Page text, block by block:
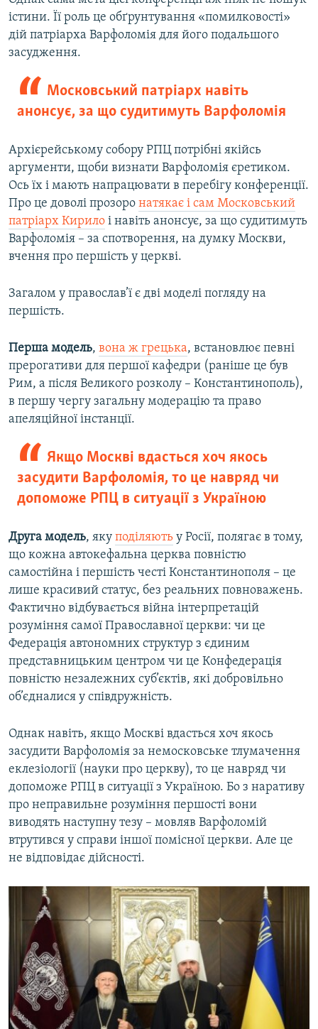
істини. Її роль це обґрунтування «помилковості»
дій патріарха Варфоломія для його подальшого
засудження.
Московський патріарх навіть
анонсує, за що судитимуть Варфоломія
Архієрейському собору РПЦ потрібні якійсь
аргументи, щоби визнати Варфоломія єретиком.
Ось їх і мають напрацювати в перебігу конференції.
Про це доволі прозоро натякає і сам Московський
патріарх Кирило і навіть анонсує, за що судитимуть
Варфоломія – за спотворення, на думку Москви,
вчення про першість у церкві.
Загалом у православ’ї є дві моделі погляду на
першість.
Перша модель, вона ж грецька, встановлює певні
прерогативи для першої кафедри (раніше це був
Рим, а після Великого розколу – Константинополь),
в першу чергу загальну модерацію та право
апеляційної інстанції.
Якщо Москві вдасться хоч якось
засудити Варфоломія, то це навряд чи
допоможе РПЦ в ситуації з Україною
Друга модель, яку поділяють у Росії, полягає в тому,
що кожна автокефальна церква повністю
самостійна і першість честі Константинополя – це
лише красивий статус, без реальних повноважень.
Фактично відбувається війна інтерпретацій
розуміння самої Православної церкви: чи це
Федерація автономних структур з єдиним
представницьким центром чи це Конфедерація
повністю незалежних суб’єктів, які добровільно
об’єдналися у співдружність.
Однак навіть, якщо Москві вдасться хоч якось
засудити Варфоломія за немосковське тлумачення
еклезіології (науки про церкву), то це навряд чи
допоможе РПЦ в ситуації з Україною. Бо з наративу
про неправильне розуміння першості вони
виводять наступну тезу – мовляв Варфоломій
втрутився у справи іншої помісної церкви. Але це
не відповідає дійсності.